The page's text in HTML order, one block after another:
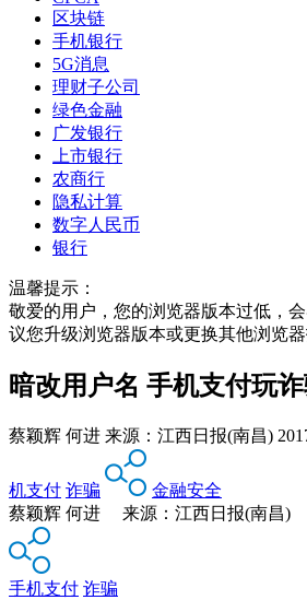
区块链
手机银行
5G消息
理财子公司
绿色金融
广发银行
上市银行
农商行
隐私计算
数字人民币
银行
温馨提示：
敬爱的用户，您的浏览器版本过低，
议您升级浏览器版本或更换其他浏览器
暗改用户名 手机支付玩
蔡颖辉 何进 来源： 江西日报(南昌)
机支付 诈骗
金融安全
蔡颖辉 何进 来源：江西日报(南昌)
手机支付 诈骗